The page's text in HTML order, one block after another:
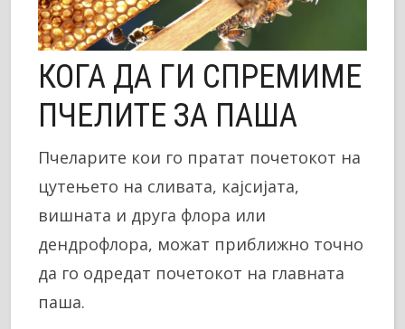
КОГА ДА ГИ СПРЕМИМЕ
ПЧЕЛИТЕ ЗА ПАША
Пчеларите кои го пратат почетокот на
цутењето на сливата, кајсијата,
вишната и друга флора или
дендрофлора, можат приближно точно
да го одредат почетокот на главната
паша.